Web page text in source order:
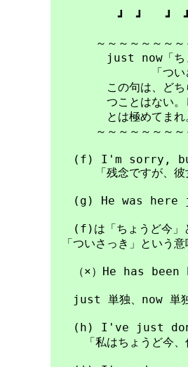
┛　┛　　┛　┛　　
～～～～～～～～～
just now「ちょう
「ついさっき」
この句は、どちらか
つことはない。した
とは極めてまれ
～～～～～～～～～
(f) I'm sorry,
「残念ですが、彼女
(g) He was here just
(f)は「ちょうど今」と
「ついさっき」という意
（×）He has been
just 単独、now 単独は
(h) I've just done
「私はちょうど今、仕